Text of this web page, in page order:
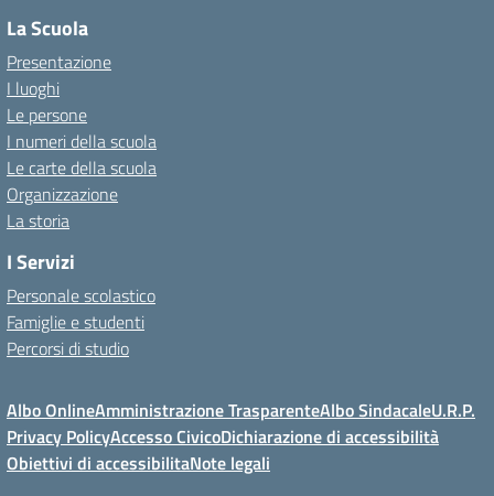
La Scuola
Presentazione
I luoghi
Le persone
I numeri della scuola
Le carte della scuola
Organizzazione
La storia
I Servizi
Personale scolastico
Famiglie e studenti
Percorsi di studio
Albo OnlineAmministrazione TrasparenteAlbo SindacaleU.R.P.
Privacy PolicyAccesso CivicoDichiarazione di accessibilità
Obiettivi di accessibilitaNote legali